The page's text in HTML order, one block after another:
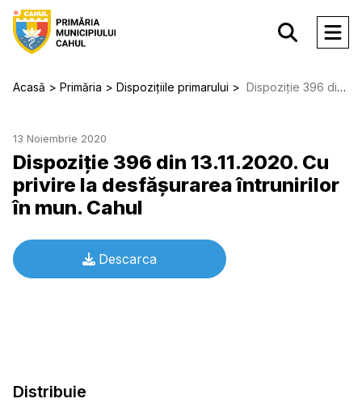
Acasă Primăria Dispozițiile primarului Dispoziție 396 din 13.11.2020. Cu privire la desfăşurarea întrunirilor în mun. Cahul
13 Noiembrie 2020
Dispoziție 396 din 13.11.2020. Cu
privire la desfăşurarea întrunirilor
în mun. Cahul
Descarca
Distribuie